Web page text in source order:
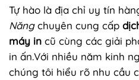
Tự hào là địa chỉ uy tín
Năngchuyên cung cấp
máy in cũ cùng các giải
in ấn.Với nhiều năm kinh
chúng tôi hiểu rõ nhu cầu